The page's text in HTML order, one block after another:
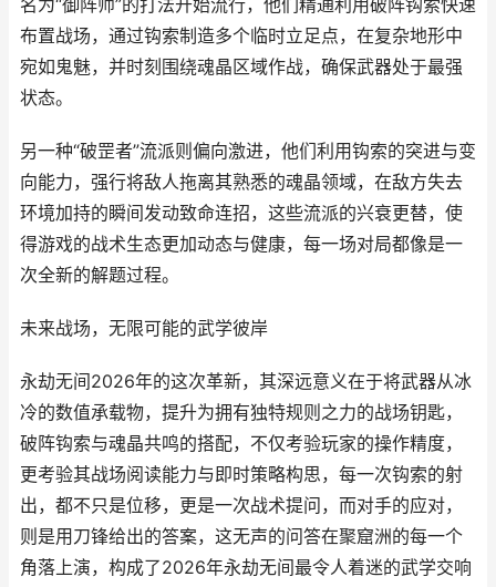
名为“御阵师”的打法开始流行，他们精通利用破阵钩索快速
布置战场，通过钩索制造多个临时立足点，在复杂地形中
宛如鬼魅，并时刻围绕魂晶区域作战，确保武器处于最强
状态。
另一种“破罡者”流派则偏向激进，他们利用钩索的突进与变
向能力，强行将敌人拖离其熟悉的魂晶领域，在敌方失去
环境加持的瞬间发动致命连招，这些流派的兴衰更替，使
得游戏的战术生态更加动态与健康，每一场对局都像是一
次全新的解题过程。
未来战场，无限可能的武学彼岸
永劫无间2026年的这次革新，其深远意义在于将武器从冰
冷的数值承载物，提升为拥有独特规则之力的战场钥匙，
破阵钩索与魂晶共鸣的搭配，不仅考验玩家的操作精度，
更考验其战场阅读能力与即时策略构思，每一次钩索的射
出，都不只是位移，更是一次战术提问，而对手的应对，
则是用刀锋给出的答案，这无声的问答在聚窟洲的每一个
角落上演，构成了2026年永劫无间最令人着迷的武学交响